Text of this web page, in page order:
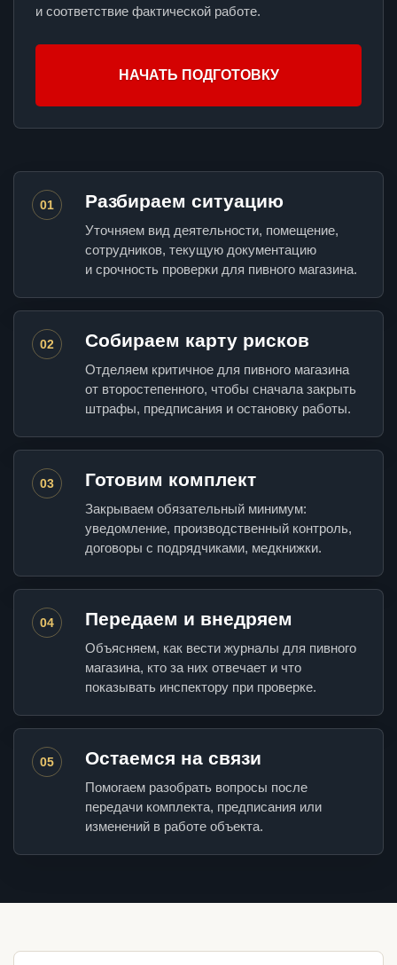
и соответствие фактической работе.
НАЧАТЬ ПОДГОТОВКУ
01 Разбираем ситуацию
Уточняем вид деятельности, помещение,
сотрудников, текущую документацию
и срочность проверки для пивного магазина.
02 Собираем карту рисков
Отделяем критичное для пивного магазина
от второстепенного, чтобы сначала закрыть
штрафы, предписания и остановку работы.
03 Готовим комплект
Закрываем обязательный минимум:
уведомление, производственный контроль,
договоры с подрядчиками, медкнижки.
04 Передаем и внедряем
Объясняем, как вести журналы для пивного
магазина, кто за них отвечает и что
показывать инспектору при проверке.
05 Остаемся на связи
Помогаем разобрать вопросы после
передачи комплекта, предписания или
изменений в работе объекта.